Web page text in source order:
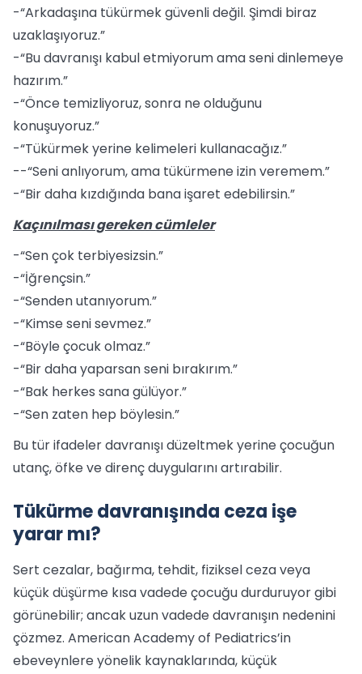
-“Arkadaşına tükürmek güvenli değil. Şimdi biraz
uzaklaşıyoruz.”
-“Bu davranışı kabul etmiyorum ama seni dinlemeye
hazırım.”
-“Önce temizliyoruz, sonra ne olduğunu
konuşuyoruz.”
-“Tükürmek yerine kelimeleri kullanacağız.”
--“Seni anlıyorum, ama tükürmene izin veremem.”
-“Bir daha kızdığında bana işaret edebilirsin.”
Kaçınılması gereken cümleler
-“Sen çok terbiyesizsin.”
-“İğrençsin.”
-“Senden utanıyorum.”
-“Kimse seni sevmez.”
-“Böyle çocuk olmaz.”
-“Bir daha yaparsan seni bırakırım.”
-“Bak herkes sana gülüyor.”
-“Sen zaten hep böylesin.”
Bu tür ifadeler davranışı düzeltmek yerine çocuğun
utanç, öfke ve direnç duygularını artırabilir.
Tükürme davranışında ceza işe
yarar mı?
Sert cezalar, bağırma, tehdit, fiziksel ceza veya
küçük düşürme kısa vadede çocuğu durduruyor gibi
görünebilir; ancak uzun vadede davranışın nedenini
çözmez. American Academy of Pediatrics’in
ebeveynlere yönelik kaynaklarında, küçük